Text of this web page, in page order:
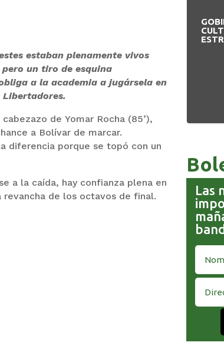
estaban plenamente vivos
un tiro de esquina
a la academia a jugársela en
de Yomar Rocha (85’),
a Bolívar de marcar.
diferencia porque se topó con un
a la caída, hay confianza plena en
de los octavos de final.
Las